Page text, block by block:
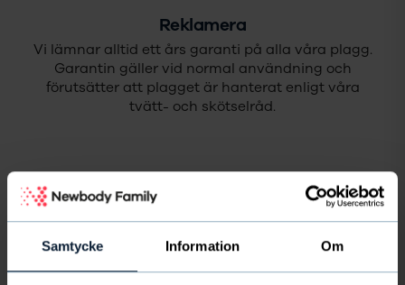
Samtycke Information Om
Reklamera
Vi lämnar alltid ett års garanti på alla våra plagg.
Garantin gäller vid normal användning och
förutsätter att plagget är hanterat enligt våra
tvätt- och skötselråd.
Vanliga frågor och svar